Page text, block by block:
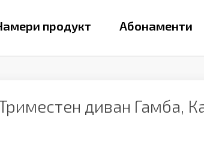
продукт Абонаменти
диван Гамба,